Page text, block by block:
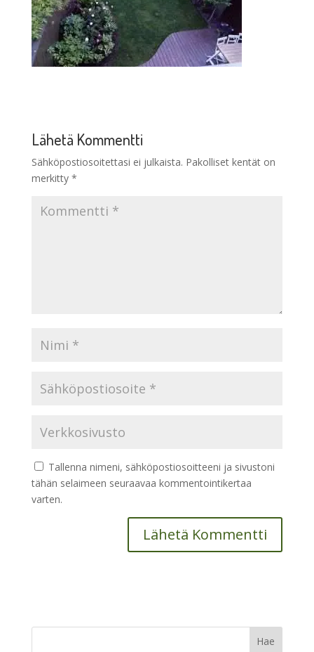
Lähetä Kommentti
Sähköpostiosoitettasi ei julkaista. Pakolliset kentät on
merkitty *
Tallenna nimeni, sähköpostiosoitteeni ja sivustoni
tähän selaimeen seuraavaa kommentointikertaa
varten.